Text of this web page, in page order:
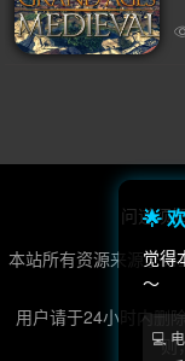
战术(73)
塔防(72)
外
回合战略(49)
资
问道须
本站所有资源来源于
用户请于24小时内删
则
🌟
觉得
～
💻